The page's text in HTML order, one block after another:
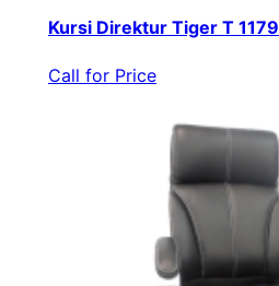
Kursi Direktur Tiger T 1179
Call for Price